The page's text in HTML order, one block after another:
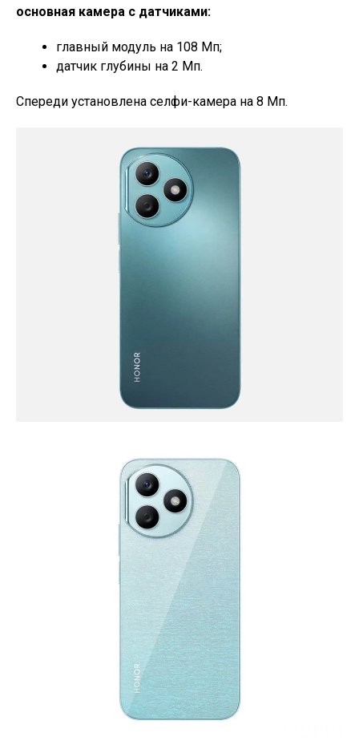
основная камера с датчиками:
главный модуль на 108 Мп;
датчик глубины на 2 Мп.
Спереди установлена селфи-камера на 8 Мп.